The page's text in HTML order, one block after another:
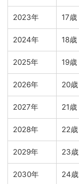
2023年 17歳
2024年 18歳
2025年 19歳
2026年 20歳
2027年 21歳
2028年 22歳
2029年 23歳
2030年 24歳